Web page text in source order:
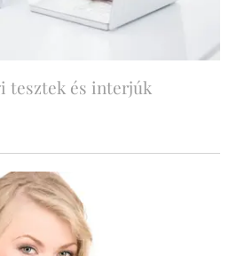
tesztek és interjúk